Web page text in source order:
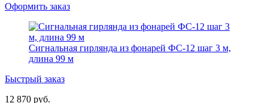
Оформить заказ
Сигнальная гирлянда из фонарей ФС-12 шаг 3 м,
длина 99 м
Быстрый заказ
12 870 руб.